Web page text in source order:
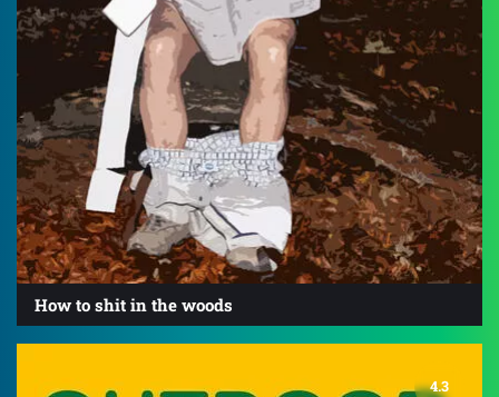
How to shit in the woods
4.3